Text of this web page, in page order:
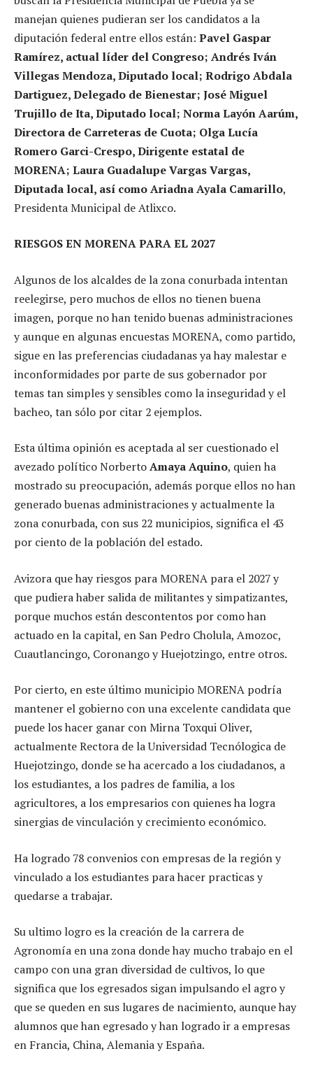
manejan quienes pudieran ser los candidatos a la
diputación federal entre ellos están: Pavel Gaspar
Ramírez, actual líder del Congreso; Andrés Iván
Villegas Mendoza, Diputado local; Rodrigo Abdala
Dartiguez, Delegado de Bienestar; José Miguel
Trujillo de Ita, Diputado local; Norma Layón Aarúm,
Directora de Carreteras de Cuota; Olga Lucía
Romero Garci-Crespo, Dirigente estatal de
MORENA; Laura Guadalupe Vargas Vargas,
Diputada local, así como Ariadna Ayala Camarillo,
Presidenta Municipal de Atlixco.
RIESGOS EN MORENA PARA EL 2027
Algunos de los alcaldes de la zona conurbada intentan
reelegirse, pero muchos de ellos no tienen buena
imagen, porque no han tenido buenas administraciones
y aunque en algunas encuestas MORENA, como partido,
sigue en las preferencias ciudadanas ya hay malestar e
inconformidades por parte de sus gobernador por
temas tan simples y sensibles como la inseguridad y el
bacheo, tan sólo por citar 2 ejemplos.
Esta última opinión es aceptada al ser cuestionado el
avezado político NorbertoAmaya Aquino, quien ha
mostrado su preocupación, además porque ellos no han
generado buenas administraciones y actualmente la
zona conurbada, con sus 22 municipios, significa el 43
por ciento de la población del estado.
Avizora que hay riesgos para MORENA para el 2027 y
que pudiera haber salida de militantes y simpatizantes,
porque muchos están descontentos por como han
actuado en la capital, en San Pedro Cholula, Amozoc,
Cuautlancingo, Coronango y Huejotzingo, entre otros.
Por cierto, en este último municipio MORENA podría
mantener el gobierno con una excelente candidata que
puede los hacer ganar con Mirna Toxqui Oliver,
actualmente Rectora de la Universidad Tecnólogica de
Huejotzingo, donde se ha acercado a los ciudadanos, a
los estudiantes, a los padres de familia, a los
agricultores, a los empresarios con quienes ha logra
sinergias de vinculación y crecimiento económico.
Ha logrado 78 convenios con empresas de la región y
vinculado a los estudiantes para hacer practicas y
quedarse a trabajar.
Su ultimo logro es la creación de la carrera de
Agronomía en una zona donde hay mucho trabajo en el
campo con una gran diversidad de cultivos, lo que
significa que los egresados sigan impulsando el agro y
que se queden en sus lugares de nacimiento, aunque hay
alumnos que han egresado y han logrado ir a empresas
en Francia, China, Alemania y España.